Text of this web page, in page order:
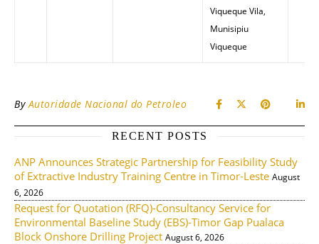
Viqueque Vila,
Munisipiu
Viqueque
ByAutoridade Nacional do Petroleo
RECENT POSTS
ANP Announces Strategic Partnership for Feasibility Study
of Extractive Industry Training Centre in Timor-Leste August
6, 2026
Request for Quotation (RFQ)-Consultancy Service for
Environmental Baseline Study (EBS)-Timor Gap Pualaca
Block Onshore Drilling Project August 6, 2026